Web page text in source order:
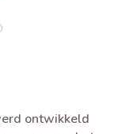
ontwikkeld